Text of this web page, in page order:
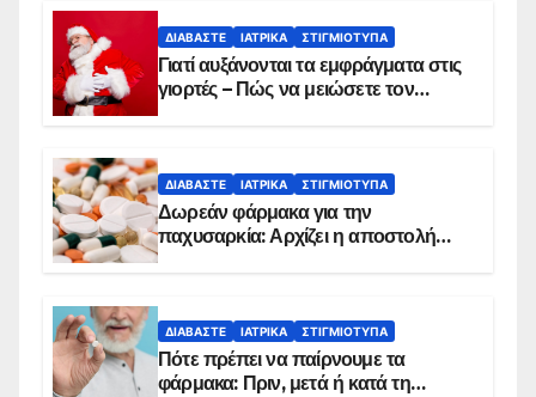
ΔΙΑΒΆΣΤΕ ΙΑΤΡΙΚΆ ΣΤΙΓΜΙΌΤΥΠΑ
Γιατί αυξάνονται τα εμφράγματα στις
γιορτές – Πώς να μειώσετε τον
ΔΙΑΒΆΣΤΕ ΙΑΤΡΙΚΆ ΣΤΙΓΜΙΌΤΥΠΑ
Δωρεάν φάρμακα για την
παχυσαρκία: Αρχίζει η αποστολή
ΔΙΑΒΆΣΤΕ ΙΑΤΡΙΚΆ ΣΤΙΓΜΙΌΤΥΠΑ
Πότε πρέπει να παίρνουμε τα
φάρμακα: Πριν, μετά ή κατά τη